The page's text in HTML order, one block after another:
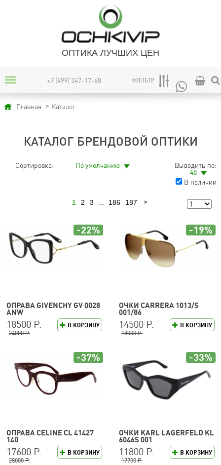
ОПТИКА ЛУЧШИХ ЦЕН
+7 (499) 347-17-68 ФИЛЬТР
Главная Каталог
КАТАЛОГ БРЕНДОВОЙ ОПТИКИ
Сортировка: По умолчанию
Выводить по:
48
В наличии
1 2 3 186 187
ОПРАВА GIVENCHY GV 0028
ANW
В КОРЗИНУ
18500 Р.
24000 Р.
-22%
ОЧКИ CARRERA 1013/S
001/86
В КОРЗИНУ
14500 Р.
18000 Р.
-19%
ОПРАВА CELINE CL 41427
140
В КОРЗИНУ
17600 Р.
28000 Р.
-37%
ОЧКИ KARL LAGERFELD KL
6046S 001
В КОРЗИНУ
11800 Р.
17700 Р.
-33%